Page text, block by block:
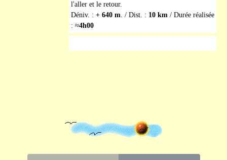
l'aller et le retour.
Déniv. : + 640 m. / Dist. : 10 km / Durée réalisée
: ≈4h00